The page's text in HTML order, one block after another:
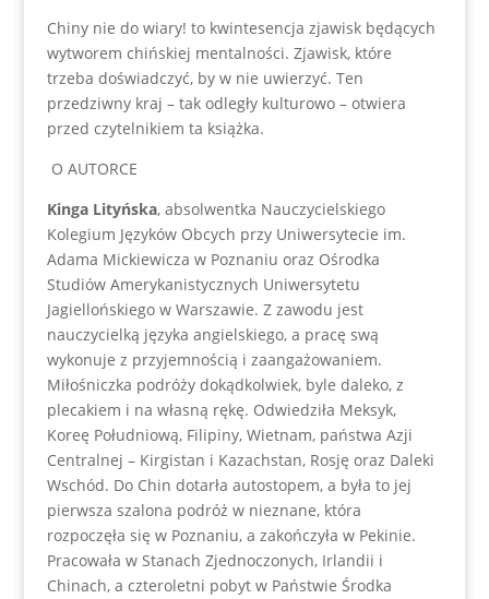
Chiny nie do wiary! to kwintesencja zjawisk będących
wytworem chińskiej mentalności. Zjawisk, które
trzeba doświadczyć, by w nie uwierzyć. Ten
przedziwny kraj – tak odległy kulturowo – otwiera
przed czytelnikiem ta książka.
O AUTORCE
Kinga Lityńska, absolwentka Nauczycielskiego
Kolegium Języków Obcych przy Uniwersytecie im.
Adama Mickiewicza w Poznaniu oraz Ośrodka
Studiów Amerykanistycznych Uniwersytetu
Jagiellońskiego w Warszawie. Z zawodu jest
nauczycielką języka angielskiego, a pracę swą
wykonuje z przyjemnością i zaangażowaniem.
Miłośniczka podróży dokądkolwiek, byle daleko, z
plecakiem i na własną rękę. Odwiedziła Meksyk,
Koreę Południową, Filipiny, Wietnam, państwa Azji
Centralnej – Kirgistan i Kazachstan, Rosję oraz Daleki
Wschód. Do Chin dotarła autostopem, a była to jej
pierwsza szalona podróż w nieznane, która
rozpoczęła się w Poznaniu, a zakończyła w Pekinie.
Pracowała w Stanach Zjednoczonych, Irlandii i
Chinach, a czteroletni pobyt w Państwie Środka